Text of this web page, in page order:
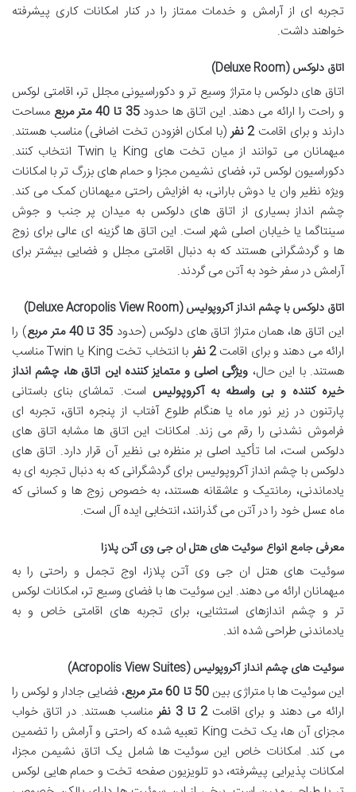
تجربه ای از آرامش و خدمات ممتاز را در کنار امکانات کاری پیشرفته
خواهند داشت.
اتاق دلوکس (Deluxe Room)
اتاق های دلوکس با متراژ وسیع تر و دکوراسیونی مجلل تر، اقامتی لوکس
و راحت را ارائه می دهند. این اتاق ها حدود35 تا 40 متر مربع
مساحت
دارند و برای اقامت2 نفر
(با امکان افزودن تخت اضافی) مناسب هستند.
میهمانان می توانند از میان تخت های King یا Twin انتخاب کنند.
دکوراسیون لوکس تر، فضای نشیمن مجزا و حمام های بزرگ تر با امکانات
ویژه نظیر وان یا دوش بارانی، به افزایش راحتی میهمانان کمک می کند.
چشم انداز بسیاری از اتاق های دلوکس به میدان پر جنب و جوش
سینتاگما یا خیابان اصلی شهر است. این اتاق ها گزینه ای عالی برای زوج
ها و گردشگرانی هستند که به دنبال اقامتی مجلل و فضایی بیشتر برای
آرامش در سفر خود به آتن می گردند.
اتاق دلوکس با چشم انداز آکروپولیس (Deluxe Acropolis View Room)
این اتاق ها، همان متراژ اتاق های دلوکس (حدود 35 تا 40 متر مربع
) را
ارائه می دهند و برای اقامت2 نفر
با انتخاب تخت King یا Twin مناسب
هستند. با این حال، ویژگی اصلی و متمایز کننده این اتاق ها، چشم انداز
خیره کننده و بی واسطه به آکروپولیس است. تماشای بنای باستانی
پارتنون در زیر نور ماه یا هنگام طلوع آفتاب از پنجره اتاق، تجربه ای
فراموش نشدنی را رقم می زند. امکانات این اتاق ها مشابه اتاق های
دلوکس است، اما تأکید اصلی بر منظره بی نظیر آن قرار دارد. اتاق های
دلوکس با چشم انداز آکروپولیس برای گردشگرانی که به دنبال تجربه ای به
یادماندنی، رمانتیک و عاشقانه هستند، به خصوص زوج ها و کسانی که
ماه عسل خود را در آتن می گذرانند، انتخابی ایده آل است.
معرفی جامع انواع سوئیت های هتل ان جی وی آتن پلازا
سوئیت های هتل ان جی وی آتن پلازا، اوج تجمل و راحتی را به
میهمانان ارائه می دهند. این سوئیت ها با فضای وسیع تر، امکانات لوکس
تر و چشم اندازهای استثنایی، برای تجربه های اقامتی خاص و به
یادماندنی طراحی شده اند.
سوئیت های چشم انداز آکروپولیس (Acropolis View Suites)
این سوئیت ها با متراژی بین50 تا 60 متر مربع
، فضایی جادار و لوکس را
ارائه می دهند و برای اقامت2 تا 3 نفر
مناسب هستند. در اتاق خواب
مجزای آن ها، یک تخت King تعبیه شده که راحتی و آرامش را تضمین
می کند. امکانات خاص این سوئیت ها شامل یک اتاق نشیمن مجزا،
امکانات پذیرایی پیشرفته، دو تلویزیون صفحه تخت و حمام هایی لوکس